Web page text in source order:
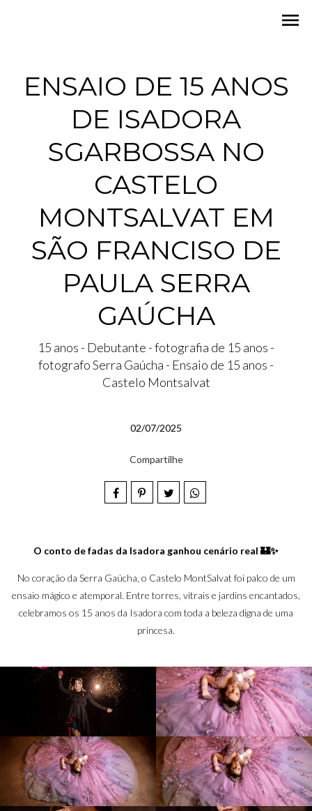
menu
ENSAIO DE 15 ANOS
DE ISADORA
SGARBOSSA NO
CASTELO
MONTSALVAT EM
SÃO FRANCISO DE
PAULA SERRA
GAÚCHA
15 anos - Debutante - fotografia de 15 anos -
fotografo Serra Gaúcha - Ensaio de 15 anos -
Castelo Montsalvat
02/07/2025
Compartilhe
O conto de fadas da Isadora ganhou cenário real 🏰✨
No coração da Serra Gaúcha, o Castelo MontSalvat foi palco de um
ensaio mágico e atemporal. Entre torres, vitrais e jardins encantados,
celebramos os 15 anos da Isadora com toda a beleza digna de uma
princesa.